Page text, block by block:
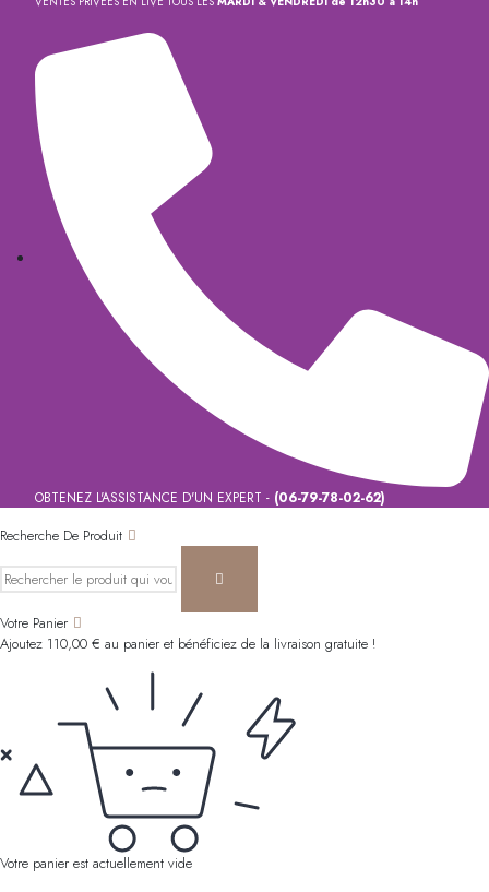
OBTENEZ L'ASSISTANCE D'UN EXPERT - (06-79-78-02-62)
Recherche De Produit
Votre Panier
Ajoutez 110,00 € au panier et bénéficiez de la livraison gratuite !
Votre panier est actuellement vide